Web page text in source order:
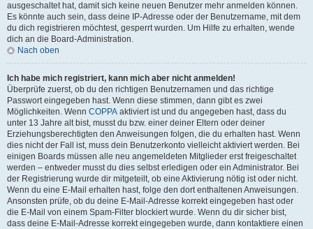
ausgeschaltet hat, damit sich keine neuen Benutzer mehr anmelden können.
Es könnte auch sein, dass deine IP-Adresse oder der Benutzername, mit dem
du dich registrieren möchtest, gesperrt wurden. Um Hilfe zu erhalten, wende
dich an die Board-Administration.
Nach oben
Ich habe mich registriert, kann mich aber nicht anmelden!
Überprüfe zuerst, ob du den richtigen Benutzernamen und das richtige
Passwort eingegeben hast. Wenn diese stimmen, dann gibt es zwei
Möglichkeiten. Wenn COPPA aktiviert ist und du angegeben hast, dass du
unter 13 Jahre alt bist, musst du bzw. einer deiner Eltern oder deiner
Erziehungsberechtigten den Anweisungen folgen, die du erhalten hast. Wenn
dies nicht der Fall ist, muss dein Benutzerkonto vielleicht aktiviert werden. Bei
einigen Boards müssen alle neu angemeldeten Mitglieder erst freigeschaltet
werden – entweder musst du dies selbst erledigen oder ein Administrator. Bei
der Registrierung wurde dir mitgeteilt, ob eine Aktivierung nötig ist oder nicht.
Wenn du eine E-Mail erhalten hast, folge den dort enthaltenen Anweisungen.
Ansonsten prüfe, ob du deine E-Mail-Adresse korrekt eingegeben hast oder
die E-Mail von einem Spam-Filter blockiert wurde. Wenn du dir sicher bist,
dass deine E-Mail-Adresse korrekt eingegeben wurde, dann kontaktiere einen